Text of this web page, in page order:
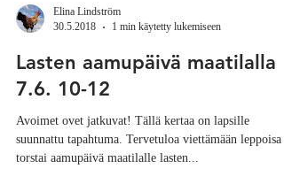
30.5.2018
1 min käytetty lukemiseen
Lasten aamupäivä maatilalla
7.6. 10-12
Avoimet ovet jatkuvat! Tällä kertaa on lapsille